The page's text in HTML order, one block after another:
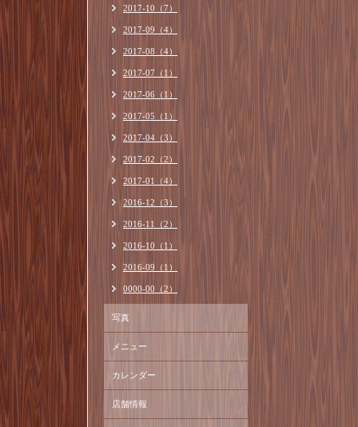
2017-10（7）
2017-09（4）
2017-08（4）
2017-07（1）
2017-06（1）
2017-05（1）
2017-04（3）
2017-02（2）
2017-01（4）
2016-12（3）
2016-11（2）
2016-10（1）
2016-09（1）
0000-00（2）
写真
メニュー
カレンダー
店舗情報